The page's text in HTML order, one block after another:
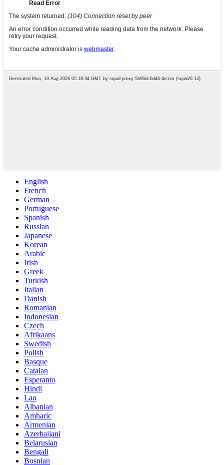
English
French
German
Portuguese
Spanish
Russian
Japanese
Korean
Arabic
Irish
Greek
Turkish
Italian
Danish
Romanian
Indonesian
Czech
Afrikaans
Swedish
Polish
Basque
Catalan
Esperanto
Hindi
Lao
Albanian
Amharic
Armenian
Azerbaijani
Belarusian
Bengali
Bosnian